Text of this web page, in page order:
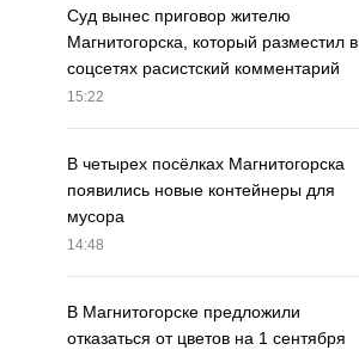
Суд вынес приговор жителю
Магнитогорска, который разместил в
соцсетях расистский комментарий
15:22
В четырех посёлках Магнитогорска
появились новые контейнеры для
мусора
14:48
В Магнитогорске предложили
отказаться от цветов на 1 сентября